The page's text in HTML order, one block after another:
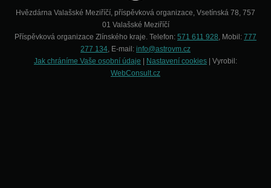
Hvězdárna Valašské Meziříčí, příspěvková organizace, Vsetínská 78, 757
01 Valašské Meziříčí
Příspěvková organizace Zlínského kraje. Telefon: 571 611 928, Mobil: 777
277 134, E-mail: info@astrovm.cz
Jak chráníme Vaše osobní údaje
Nastavení cookies | Vyrobil:
WebConsult.cz